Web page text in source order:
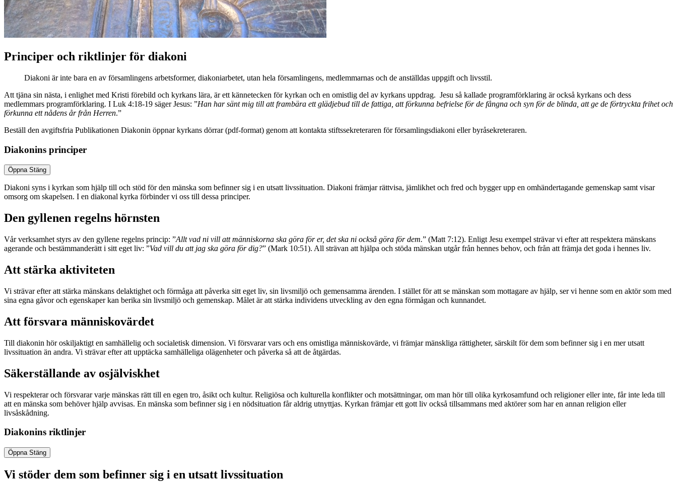
Principer och riktlinjer för diakoni
Diakoni är inte bara en av församlingens arbetsformer, diakoniarbetet, utan hela församlingens, medlemmarnas och de anställdas uppgift och livsstil.
Att tjäna sin nästa, i enlighet med Kristi förebild och kyrkans lära, är ett kännetecken för kyrkan och en omistlig del av kyrkans uppdrag. Jesu så kallade programförklaring är också kyrkans och dess
medlemmars programförklaring. I Luk 4:18-19 säger Jesus: ”Han har sänt mig till att frambära ett glädjebud till de fattiga, att förkunna befrielse för de fångna och syn för de blinda, att ge de förtryckta frihet och
förkunna ett nådens år från Herren.”
Beställ den avgiftsfria Publikationen Diakonin öppnar kyrkans dörrar (pdf-format) genom att kontakta stiftssekreteraren för församlingsdiakoni eller byråsekreteraren.
Diakonins principer
Öppna Stäng
Diakoni syns i kyrkan som hjälp till och stöd för den mänska som befinner sig i en utsatt livssituation. Diakoni främjar rättvisa, jämlikhet och fred och bygger upp en omhändertagande gemenskap samt visar
omsorg om skapelsen. I en diakonal kyrka förbinder vi oss till dessa principer.
Den gyllenen regelns hörnsten
Vår verksamhet styrs av den gyllene regelns princip: ”Allt vad ni vill att människorna ska göra för er, det ska ni också göra för dem.” (Matt 7:12). Enligt Jesu exempel strävar vi efter att respektera mänskans
agerande och bestämmanderätt i sitt eget liv: ”Vad vill du att jag ska göra för dig?” (Mark 10:51). All strävan att hjälpa och stöda mänskan utgår från hennes behov, och från att främja det goda i hennes liv.
Att stärka aktiviteten
Vi strävar efter att stärka mänskans delaktighet och förmåga att påverka sitt eget liv, sin livsmiljö och gemensamma ärenden. I stället för att se mänskan som mottagare av hjälp, ser vi henne som en aktör som med
sina egna gåvor och egenskaper kan berika sin livsmiljö och gemenskap. Målet är att stärka individens utveckling av den egna förmågan och kunnandet.
Att försvara människovärdet
Till diakonin hör oskiljaktigt en samhällelig och socialetisk dimension. Vi försvarar vars och ens omistliga människovärde, vi främjar mänskliga rättigheter, särskilt för dem som befinner sig i en mer utsatt
livssituation än andra. Vi strävar efter att upptäcka samhälleliga olägenheter och påverka så att de åtgärdas.
Säkerställande av osjälviskhet
Vi respekterar och försvarar varje mänskas rätt till en egen tro, åsikt och kultur. Religiösa och kulturella konflikter och motsättningar, om man hör till olika kyrkosamfund och religioner eller inte, får inte leda till
att en mänska som behöver hjälp avvisas. En mänska som befinner sig i en nödsituation får aldrig utnyttjas. Kyrkan främjar ett gott liv också tillsammans med aktörer som har en annan religion eller
livsåskådning.
Diakonins riktlinjer
Öppna Stäng
Vi stöder dem som befinner sig i en utsatt livssituation